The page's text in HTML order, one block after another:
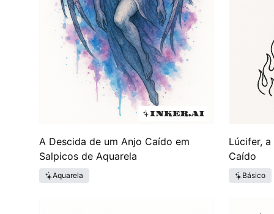
A Descida de um Anjo Caído em
Salpicos de Aquarela
Aquarela
Lúcifer,
Caído
Básico